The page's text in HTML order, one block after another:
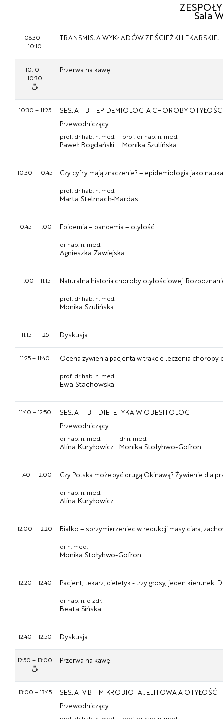
Sala
08:30 –
10:10
TRANSMISJA WYKŁADÓW ZE ŚCIEŻKI LEKARSKIEJ
10:10 –
10:30
Przerwa na kawę
10:30 – 11:25
SESJA II B – EPIDEMIOLOGIA CHOROBY
Przewodniczący
prof. dr hab. n. med.
Paweł Bogdański
prof. dr hab. n. med.
Monika Szulińska
10:30 – 10:45 Czy cyfry mają znaczenie? – epidemiologia jako nauka
prof. dr hab. n. med.
Marta Stelmach-Mardas
10:45– 11:00 Epidemia – pandemia – otyłość
dr hab. n. med.
Agnieszka Zawiejska
11:00 – 11:15 Naturalna historia choroby otyłościowej.
prof. dr hab. n. med.
Monika Szulińska
11:15– 11:25 Dyskusja
11:25– 11:40 Ocena żywienia pacjenta w trakcie leczenia choroby
prof. dr hab. n. med.
Ewa Stachowska
11:40 – 12:50
SESJA III B – DIETETYKA W OBESITOLOGII
Przewodniczący
dr hab. n. med.
Alina Kuryłowicz
dr n. med.
Monika Stołyhwo-Gofron
11:40 – 12:00 Czy Polska może być drugą Okinawą? Żywienie dla
dr hab. n. med.
Alina Kuryłowicz
12:00 – 12:20 Białko – sprzymierzeniec w redukcji masy ciała,
dr n. med.
Monika Stołyhwo-Gofron
12:20 – 12:40 Pacjent, lekarz, dietetyk - trzy głosy, jeden kierunek.
dr hab. n. o zdr.
Beata Sińska
12:40 – 12:50 Dyskusja
12:50 – 13:00 Przerwa na kawę
13:00 – 13:45
SESJA IV B – MIKROBIOTA JELITOWA A OTYŁOŚĆ
Przewodniczący